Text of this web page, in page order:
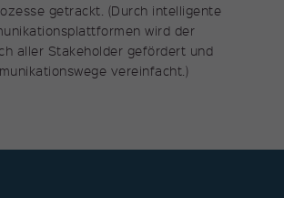
getrackt. (Durch intelligente
wird der
aller Stakeholder gefördert und
vereinfacht.)